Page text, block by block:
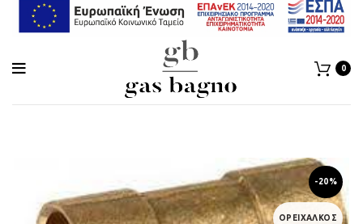
0
-20%
ΟΡΕΙΧΑΛΚΟΣ